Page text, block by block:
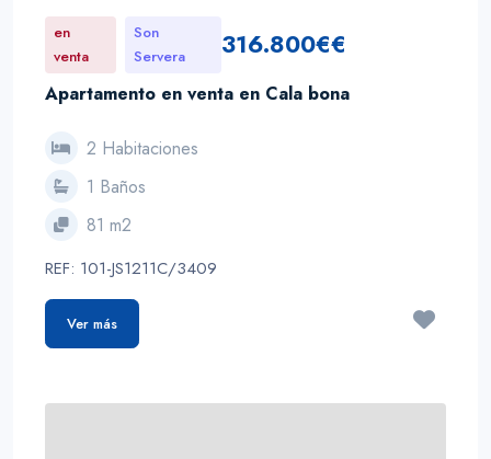
en
venta
Son
Servera
316.800€€
Apartamento en venta en Cala bona
2 Habitaciones
1 Baños
81 m2
REF: 101-JS1211C/3409
Ver más